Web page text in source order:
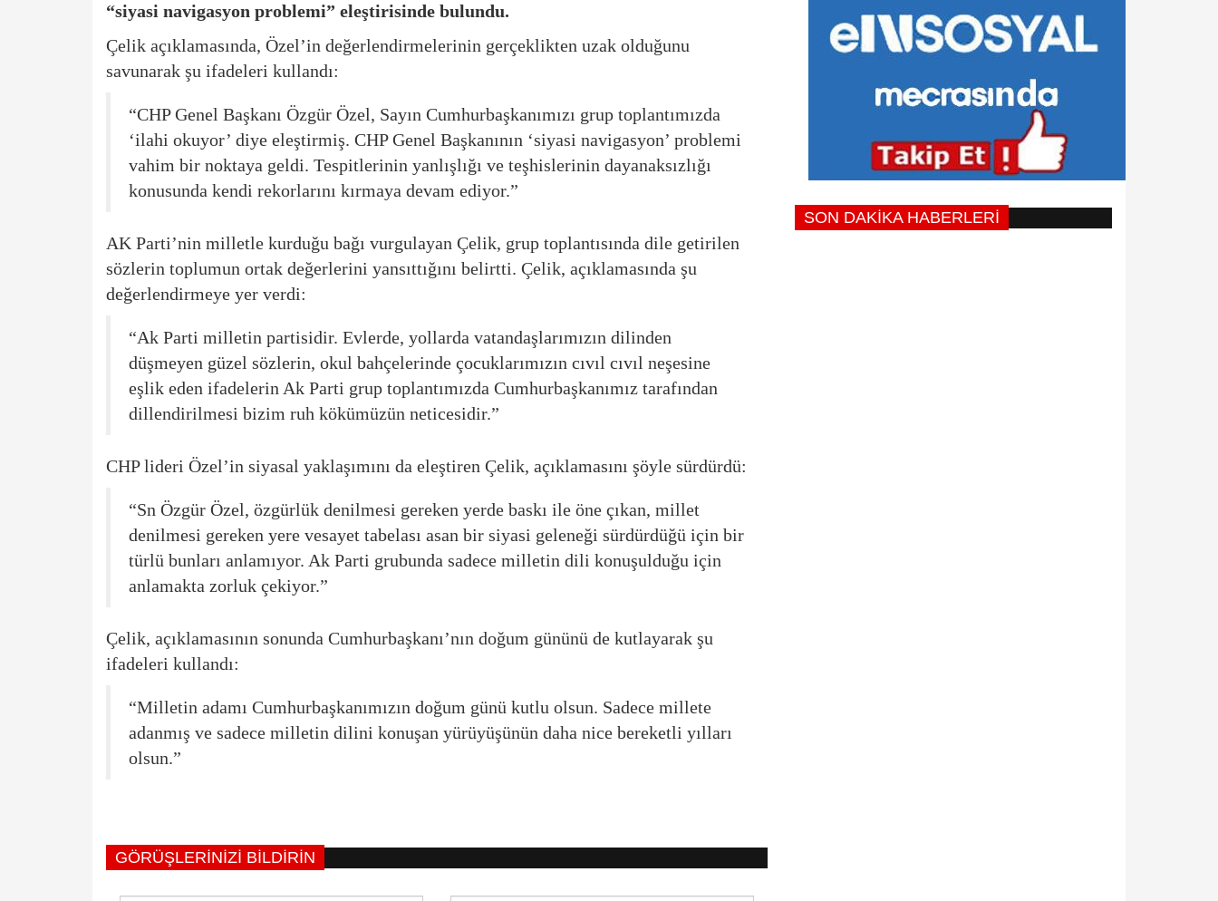
“siyasi navigasyon problemi” eleştirisinde bulundu.
Çelik açıklamasında, Özel’in değerlendirmelerinin gerçeklikten uzak olduğunu
savunarak şu ifadeleri kullandı:
“CHP Genel Başkanı Özgür Özel, Sayın Cumhurbaşkanımızı grup toplantımızda
‘ilahi okuyor’ diye eleştirmiş. CHP Genel Başkanının ‘siyasi navigasyon’ problemi
vahim bir noktaya geldi. Tespitlerinin yanlışlığı ve teşhislerinin dayanaksızlığı
konusunda kendi rekorlarını kırmaya devam ediyor.”
AK Parti’nin milletle kurduğu bağı vurgulayan Çelik, grup toplantısında dile getirilen
sözlerin toplumun ortak değerlerini yansıttığını belirtti. Çelik, açıklamasında şu
değerlendirmeye yer verdi:
“Ak Parti milletin partisidir. Evlerde, yollarda vatandaşlarımızın dilinden
düşmeyen güzel sözlerin, okul bahçelerinde çocuklarımızın cıvıl cıvıl neşesine
eşlik eden ifadelerin Ak Parti grup toplantımızda Cumhurbaşkanımız tarafından
dillendirilmesi bizim ruh kökümüzün neticesidir.”
CHP lideri Özel’in siyasal yaklaşımını da eleştiren Çelik, açıklamasını şöyle sürdürdü:
“Sn Özgür Özel, özgürlük denilmesi gereken yerde baskı ile öne çıkan, millet
denilmesi gereken yere vesayet tabelası asan bir siyasi geleneği sürdürdüğü için bir
türlü bunları anlamıyor. Ak Parti grubunda sadece milletin dili konuşulduğu için
anlamakta zorluk çekiyor.”
Çelik, açıklamasının sonunda Cumhurbaşkanı’nın doğum gününü de kutlayarak şu
ifadeleri kullandı:
“Milletin adamı Cumhurbaşkanımızın doğum günü kutlu olsun. Sadece millete
adanmış ve sadece milletin dilini konuşan yürüyüşünün daha nice bereketli yılları
olsun.”
GÖRÜŞLERINIZI BILDIRIN
SON DAKİKA HABERLERİ